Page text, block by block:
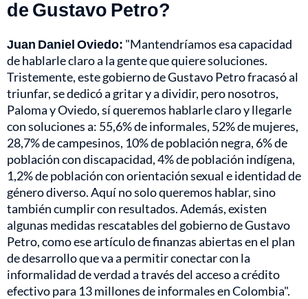
de Gustavo Petro?
Juan Daniel Oviedo: "Mantendríamos esa capacidad
de hablarle claro a la gente que quiere soluciones.
Tristemente, este gobierno de Gustavo Petro fracasó al
triunfar, se dedicó a gritar y a dividir, pero nosotros,
Paloma y Oviedo, sí queremos hablarle claro y llegarle
con soluciones a: 55,6% de informales, 52% de mujeres,
28,7% de campesinos, 10% de población negra, 6% de
población con discapacidad, 4% de población indígena,
1,2% de población con orientación sexual e identidad de
género diverso. Aquí no solo queremos hablar, sino
también cumplir con resultados. Además, existen
algunas medidas rescatables del gobierno de Gustavo
Petro, como ese artículo de finanzas abiertas en el plan
de desarrollo que va a permitir conectar con la
informalidad de verdad a través del acceso a crédito
efectivo para 13 millones de informales en Colombia".